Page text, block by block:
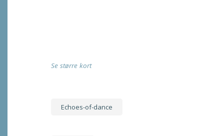
Se større kort
Echoes-of-dance